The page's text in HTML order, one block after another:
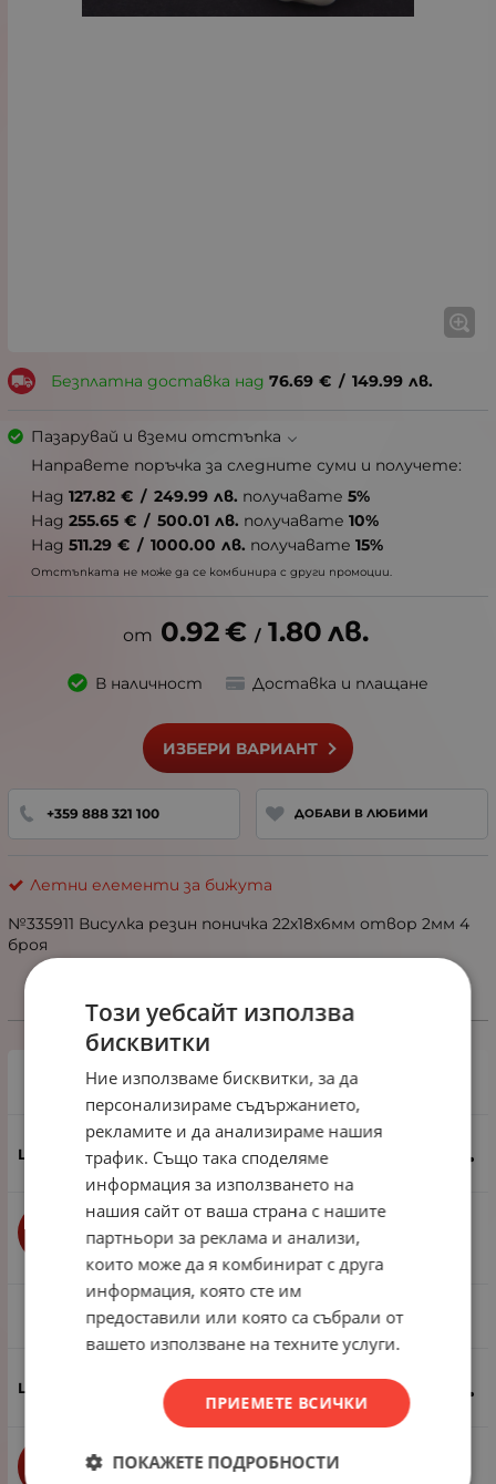
Безплатна доставка над 76.69 € / 149.99 лв.
Пазарувай и вземи отстъпка
Направете поръчка за следните суми и получете:
Над 127.82 € / 249.99 лв. получавате 5%
Над 255.65 € / 500.01 лв. получавате 10%
Над 511.29 € / 1000.00 лв. получавате 15%
Отстъпката не може да се комбинира с други промоции.
0.92€ / 1.80 лв.
В наличност Доставка и плащане
ИЗБЕРИ ВАРИАНТ
+359 888 321 100 ДОБАВИ В ЛЮБИМИ
Летни елементи за бижута
№335911 Висулка резин поничка 22х18х6мм отвор 2мм 4
броя
Избери вариант
1 пак - 4 броя
0.92 лв.
бр. КУПИ
1 пак - 40 броя
6.90€ 13.50 лв.
бр. КУПИ
Този уебсайт използва
бисквитки
Ние използваме бисквитки, за да
персонализираме съдържанието,
рекламите и да анализираме нашия
трафик. Също така споделяме
информация за използването на
нашия сайт от ваша страна с нашите
партньори за реклама и анализи,
които може да я комбинират с друга
информация, която сте им
предоставили или която са събрали от
вашето използване на техните услуги.
ПРИЕМЕТЕ ВСИЧКИ
ПОКАЖЕТЕ ПОДРОБНОСТИ